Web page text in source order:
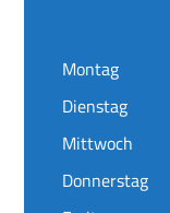
Montag
Dienstag
Mittwoch
Donnerstag